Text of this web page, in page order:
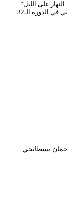
على الليل”
و”السيد لزهر”، هذا الأخير نال عنه جائزة أحسن ممثل رئيسي في الدورة الـ32
بسطانجي